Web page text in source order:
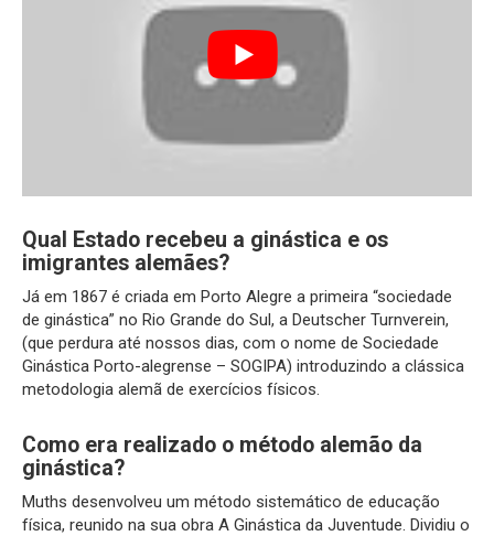
Qual Estado recebeu a ginástica e os
imigrantes alemães?
Já em 1867 é criada em Porto Alegre a primeira “sociedade
de ginástica” no Rio Grande do Sul, a Deutscher Turnverein,
(que perdura até nossos dias, com o nome de Sociedade
Ginástica Porto-alegrense – SOGIPA) introduzindo a clássica
metodologia alemã de exercícios físicos.
Como era realizado o método alemão da
ginástica?
Muths desenvolveu um método sistemático de educação
física, reunido na sua obra A Ginástica da Juventude. Dividiu o